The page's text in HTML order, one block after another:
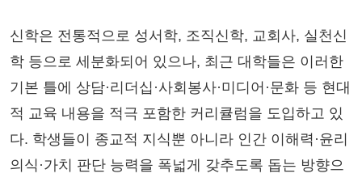
신학은 전통적으로 성서학, 조직신학, 교회사, 실천신
학 등으로 세분화되어 있으나, 최근 대학들은 이러한
기본 틀에 상담·리더십·사회봉사·미디어·문화 등 현대
적 교육 내용을 적극 포함한 커리큘럼을 도입하고 있
다. 학생들이 종교적 지식뿐 아니라 인간 이해력·윤리
의식·가치 판단 능력을 폭넓게 갖추도록 돕는 방향으